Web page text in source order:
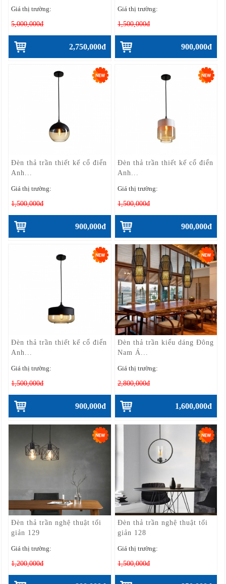
Giá thị trường:
5,000,000đ
2,750,000đ
Giá thị trường:
1,500,000đ
900,000đ
Đèn thả trần thiết kế cổ điển
Anh...
Giá thị trường:
1,500,000đ
900,000đ
Đèn thả trần thiết kế cổ điển
Anh...
Giá thị trường:
1,500,000đ
900,000đ
Đèn thả trần thiết kế cổ điển
Anh...
Giá thị trường:
1,500,000đ
900,000đ
Đèn thả trần kiểu dáng Đông
Nam Á...
Giá thị trường:
2,800,000đ
1,600,000đ
Đèn thả trần nghệ thuật tối
giản 129
Giá thị trường:
1,200,000đ
Đèn thả trần nghệ thuật tối
giản 128
Giá thị trường:
1,500,000đ